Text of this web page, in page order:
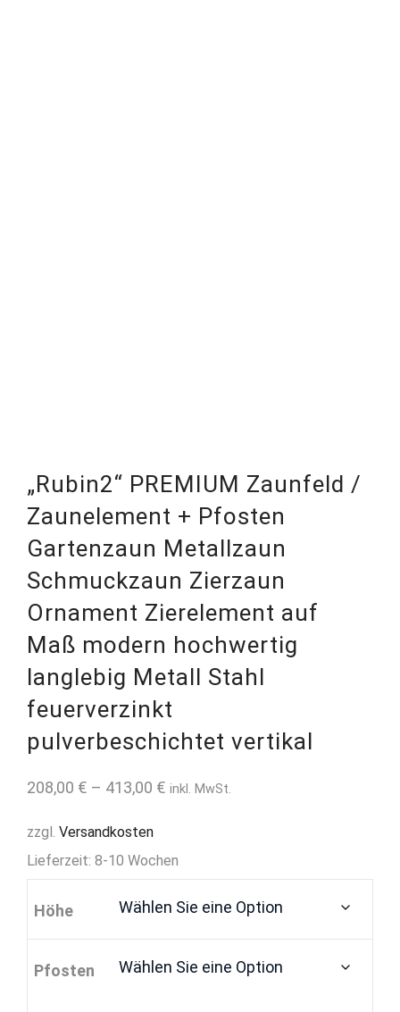
„Rubin2“ PREMIUM Zaunfeld /
Zaunelement + Pfosten
Gartenzaun Metallzaun
Schmuckzaun Zierzaun
Ornament Zierelement auf
Maß modern hochwertig
langlebig Metall Stahl
feuerverzinkt
pulverbeschichtet vertikal
208,00 € – 413,00 € inkl. MwSt.
zzgl. Versandkosten
Lieferzeit: 8-10 Wochen
Höhe
Pfosten